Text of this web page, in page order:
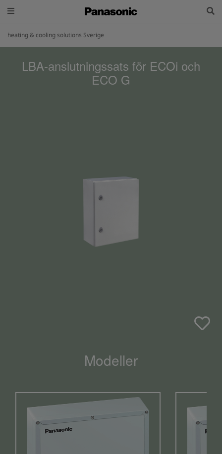
heating & cooling solutions Sverige
LBA-anslutningssats för ECOi och
ECO G
Modeller